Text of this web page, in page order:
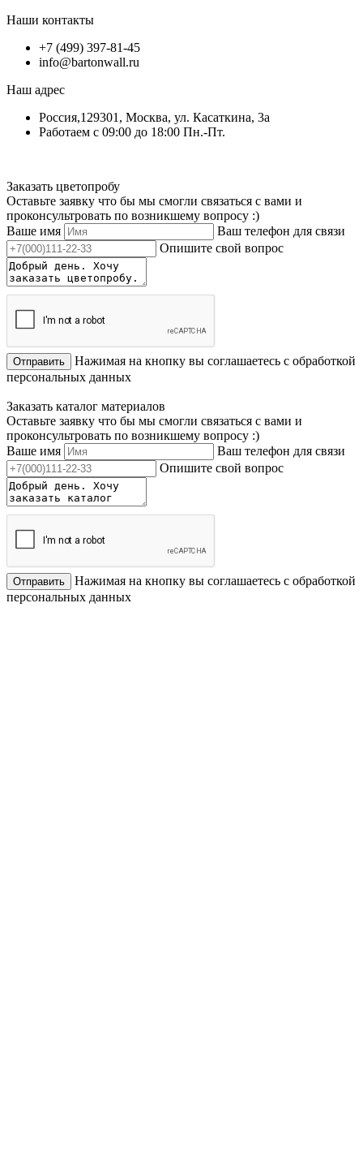
Наши контакты
+7 (499) 397-81-45
info@bartonwall.ru
Наш адрес
Россия,129301, Москва, ул. Касаткина, 3а
Работаем с 09:00 до 18:00 Пн.-Пт.
Заказать цветопробу
Оставьте заявку что бы мы смогли связаться с вами и
проконсультровать по возникшему вопросу :)
Ваше имя
Ваш телефон для связи
Опишите свой вопрос
Отправить
Нажимая на кнопку вы соглашаетесь с обработкой
персональных данных
Заказать каталог материалов
Оставьте заявку что бы мы смогли связаться с вами и
проконсультровать по возникшему вопросу :)
Ваше имя
Ваш телефон для связи
Опишите свой вопрос
Отправить
Нажимая на кнопку вы соглашаетесь с обработкой
персональных данных